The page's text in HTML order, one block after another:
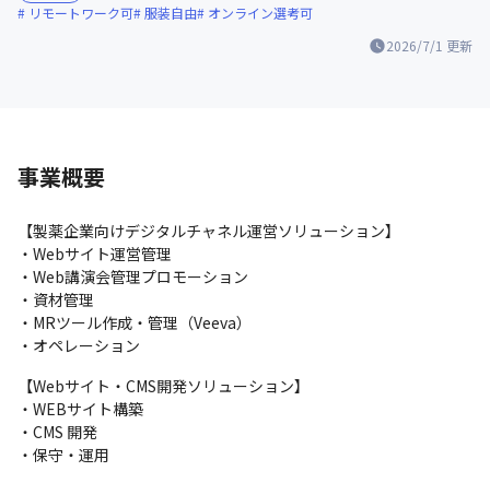
2026/7/1 更新
リモートワーク可 服装自由 オンライン選考可
事業概要
【製薬企業向けデジタルチャネル運営ソリューション】
・Webサイト運営管理
・Web講演会管理プロモーション
・資材管理
・MRツール作成・管理（Veeva）
・オペレーション
【Webサイト・CMS開発ソリューション】
・WEBサイト構築
・CMS 開発
・保守・運用